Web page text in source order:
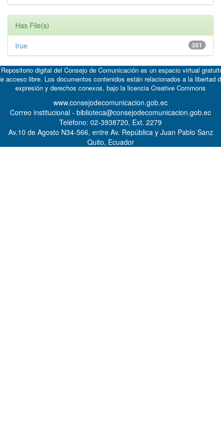
Has File(s)
351
true
digital del Consejo de Comunicación es un espacio virtual
acceso libre. Los documentos contenidos están relacionados a la libertad
expresión y derechos conexos, bajo la licencia Creative Commons
www.consejodecomunicacion.gob.ec
Correo institucional - biblioteca@consejodecomunicacion.gob.ec
Teléfono: 02-3938720, Ext. 2279
Av.10 de Agosto N34-566, entre Av. República y Juan Pablo Sanz
Quito, Ecuador